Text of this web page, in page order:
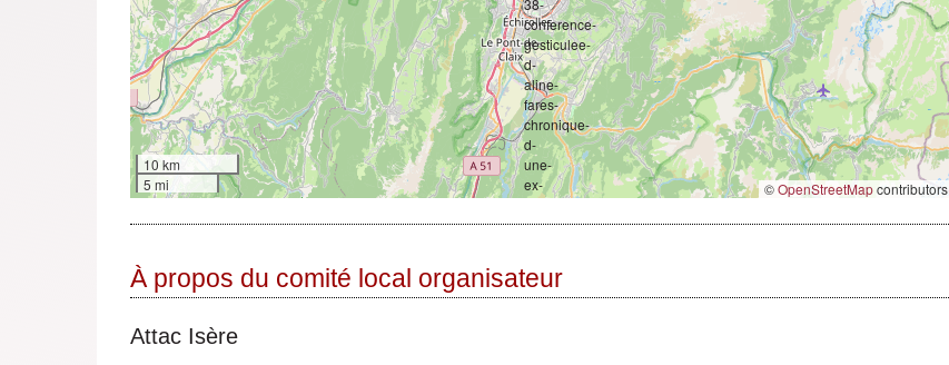
10 km
5 mi
©OpenStreetMapcontributors
À propos du comité local organisateur
Attac Isère